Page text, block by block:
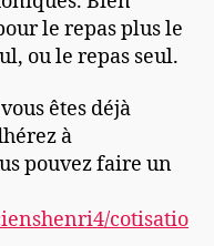
le repas plus le
ou le repas seul.
êtes déjà
à
pouvez faire un
cotisatio